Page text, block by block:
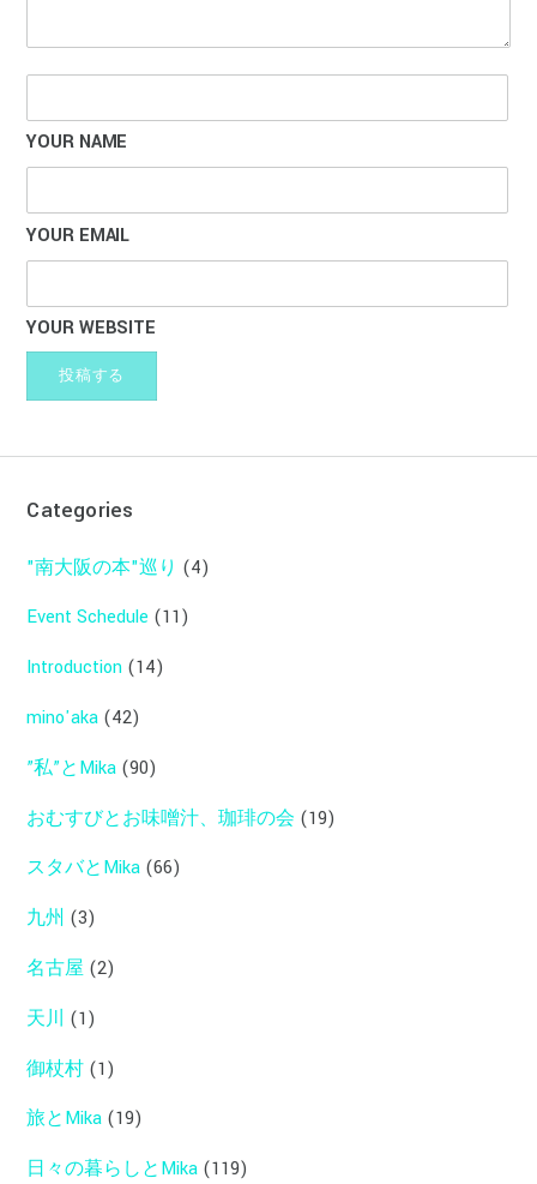
YOUR NAME
YOUR EMAIL
YOUR WEBSITE
Categories
"南大阪の本"巡り (4)
Event Schedule (11)
Introduction (14)
mino'aka (42)
”私”とMika (90)
おむすびとお味噌汁、珈琲の会 (19)
スタバとMika (66)
九州 (3)
名古屋 (2)
天川 (1)
御杖村 (1)
旅とMika (19)
日々の暮らしとMika (119)